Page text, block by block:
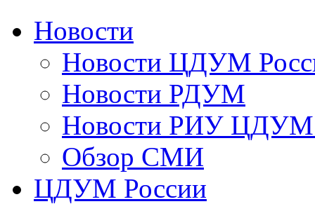
Новости
Новости ЦДУМ
Новости РДУМ
Новости РИУ ЦДУМ
Обзор СМИ
ЦДУМ России